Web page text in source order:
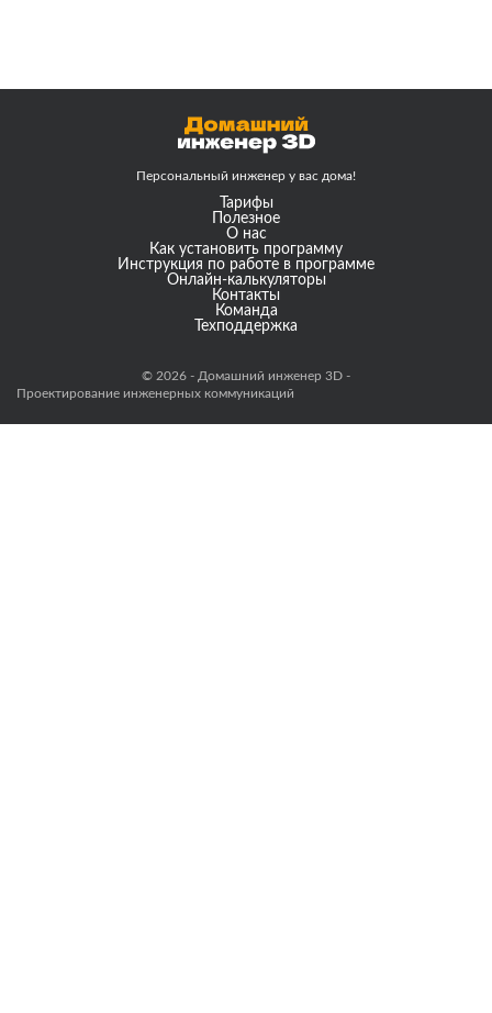
Персональный инженер у вас дома!
Тарифы
Полезное
О нас
Как установить программу
Инструкция по работе в программе
Онлайн-калькуляторы
Контакты
Команда
Техподдержка
© 2026 - Домашний инженер 3D -
Проектирование инженерных коммуникаций